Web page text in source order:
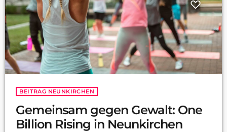
BEITRAG NEUNKIRCHEN
Gemeinsam gegen Gewalt: One
Billion Rising in Neunkirchen